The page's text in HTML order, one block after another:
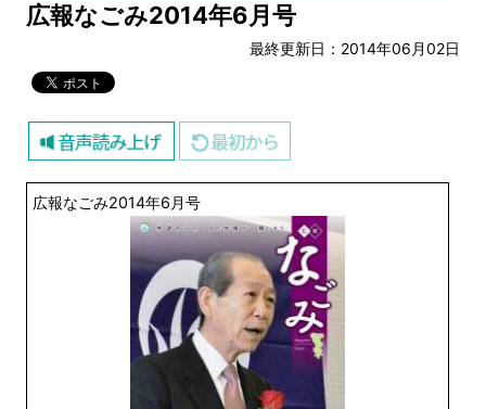
広報なごみ2014年6月号
最終更新日：2014年06月02日
広報なごみ2014年6月号